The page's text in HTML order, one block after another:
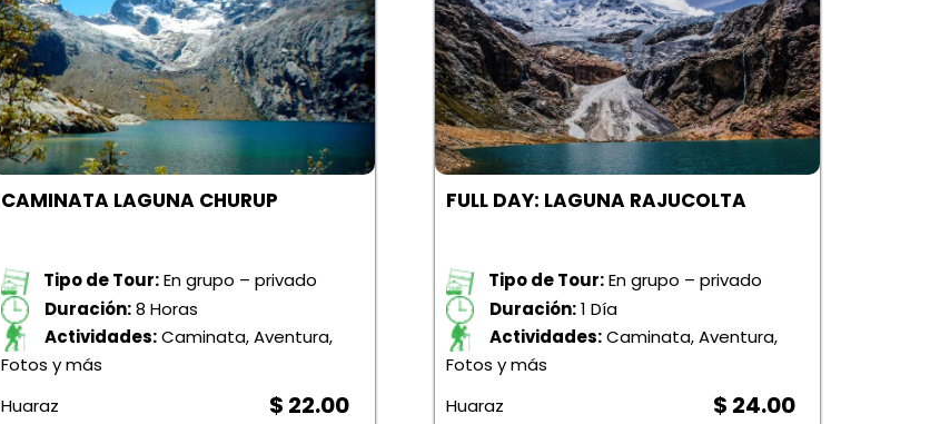
CAMINATA LAGUNA CHURUP
Tipo de Tour:En grupo – privado
Duración:8 Horas
Actividades:Caminata, Aventura,
Fotos y más
Huaraz
$ 22.00
FULL DAY: LAGUNA RAJUCOLTA
Tipo de Tour:En grupo – privado
Duración:1 Día
Actividades:Caminata, Aventura,
Fotos y más
Huaraz
$ 24.00